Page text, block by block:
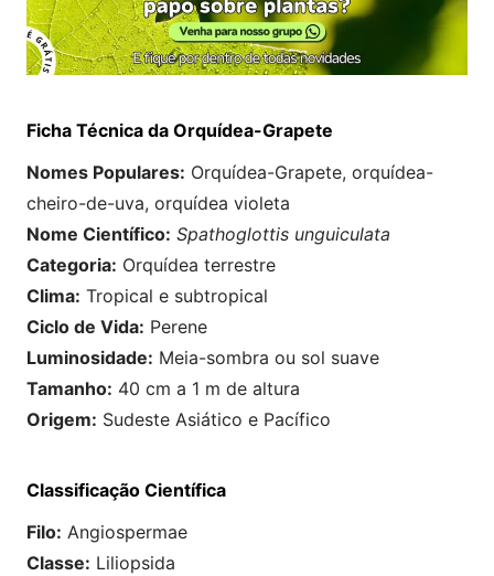
Ficha Técnica da Orquídea-Grapete
Nomes Populares: Orquídea-Grapete, orquídea-
cheiro-de-uva, orquídea violeta
Nome Científico: Spathoglottis unguiculata
Categoria: Orquídea terrestre
Clima: Tropical e subtropical
Ciclo de Vida: Perene
Luminosidade: Meia-sombra ou sol suave
Tamanho: 40 cm a 1 m de altura
Origem: Sudeste Asiático e Pacífico
Classificação Científica
Filo: Angiospermae
Classe: Liliopsida